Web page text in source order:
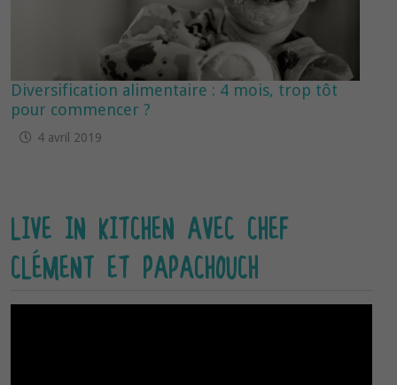
Diversification alimentaire : 4 mois, trop tôt
pour commencer ?
4 avril 2019
LIVE IN KITCHEN AVEC CHEF
CLÉMENT ET PAPACHOUCH